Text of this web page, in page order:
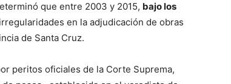
que entre 2003 y 2015, bajo los
en la adjudicación de obras
de Santa Cruz.
peritos oficiales de la Corte Suprema,